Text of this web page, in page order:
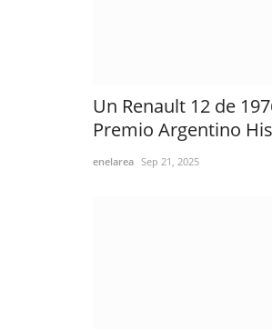
Un Renault 12 de
Premio Argentino
enelarea Sep 21, 2025